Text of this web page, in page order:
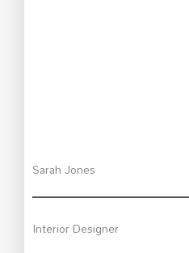
Sarah Jones
Interior Designer